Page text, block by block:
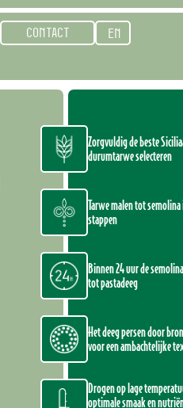
CONTACT EN
Zorgvuldig de beste
durumtarwe selecteren
Tarwe malen tot semolina
stappen
Binnen 24 uur de
tot pastadeeg
Het deeg persen door
voor een ambachtelijke
Drogen op lage
optimale smaak en